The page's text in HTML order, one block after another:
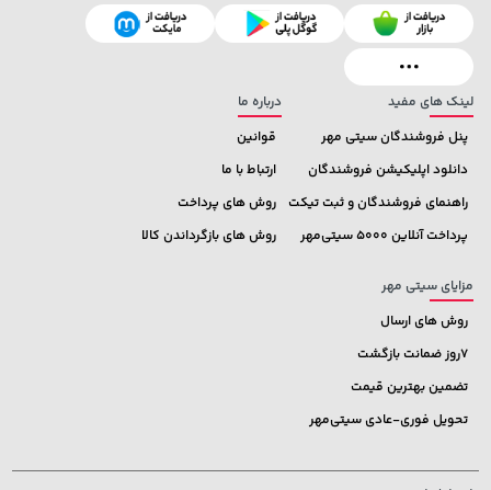
129,000 تومان
145,900
خرید 145,000 تومان
لینک های مفید
پنل فروشندگان سیتی مهر
دانلود اپلیکیشن فروشندگان
راهنمای فروشندگان و ثبت تیکت
پرداخت آنلاین 5000 سیتی‌مهر
درباره ما
قوانین
ارتباط با ما
روش های پرداخت
روش های بازگرداندن کالا
مزایای سیتی مهر
روش های ارسال
7روز ضمانت بازگشت
تضمین بهترین قیمت
تحویل فوری-عادی سیتی‌مهر